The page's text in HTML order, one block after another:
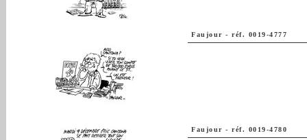
Faujour - réf. 0019-4777
Faujour - réf. 0019-4780